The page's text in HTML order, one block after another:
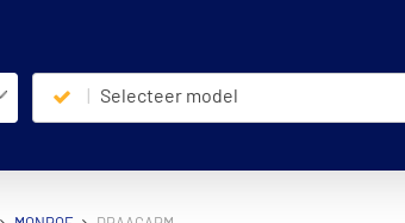
Selecteer model